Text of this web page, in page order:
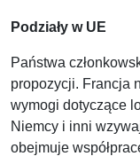
Podziały w UE
Państwa
propozycji. Francja
wymogi dotyczące
Niemcy i inni
obejmuje